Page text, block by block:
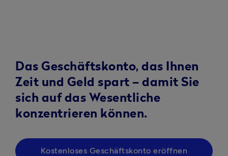
Das Geschäftskonto, das Ihnen
Zeit und Geld spart – damit Sie
sich auf das Wesentliche
konzentrieren können.
Kostenloses Geschäftskonto eröffnen